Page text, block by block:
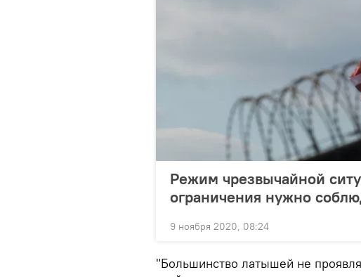
Режим чрезвычайной
ограничения нужно
9 ноября 2020, 08:24
"Большинство латышей не